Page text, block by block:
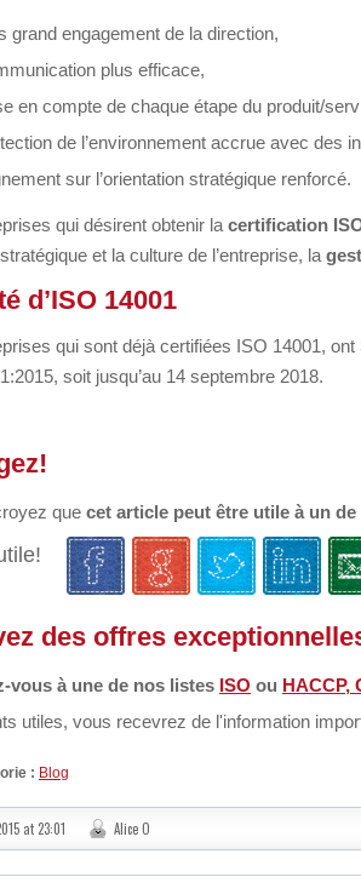
grand engagement de la direction,
plus efficace,
en compte de chaque étape du produit/
de l’environnement accrue avec des
sur l’orientation stratégique renforcé.
qui désirent obtenir la certification
et la culture de l’entreprise, la
d’ISO 14001
qui sont déjà certifiées ISO 14001,
soit jusqu’au 14 septembre 2018.
que cet article peut être utile à un
des offres
vous à une de nos listes ISO ou HACCP,
utiles, vous recevrez de l'information
: Blog
at 23:01 Alice O